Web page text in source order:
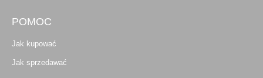
POMOC
Jak kupować
Jak sprzedawać